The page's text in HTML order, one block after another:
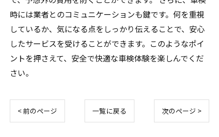
時には業者とのコミュニケーションも鍵です。何を重視
しているか、気になる点をしっかり伝えることで、安心
したサービスを受けることができます。このようなポイ
ントを押さえて、安全で快適な車検体験を楽しんでくだ
さい。
< 前のページ 一覧に戻る 次のページ >